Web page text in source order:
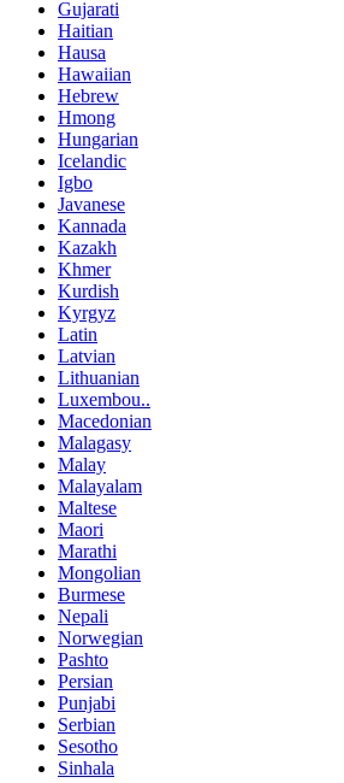
Gujarati
Haitian
Hausa
Hawaiian
Hebrew
Hmong
Hungarian
Icelandic
Igbo
Javanese
Kannada
Kazakh
Khmer
Kurdish
Kyrgyz
Latin
Latvian
Lithuanian
Luxembou..
Macedonian
Malagasy
Malay
Malayalam
Maltese
Maori
Marathi
Mongolian
Burmese
Nepali
Norwegian
Pashto
Persian
Punjabi
Serbian
Sesotho
Sinhala